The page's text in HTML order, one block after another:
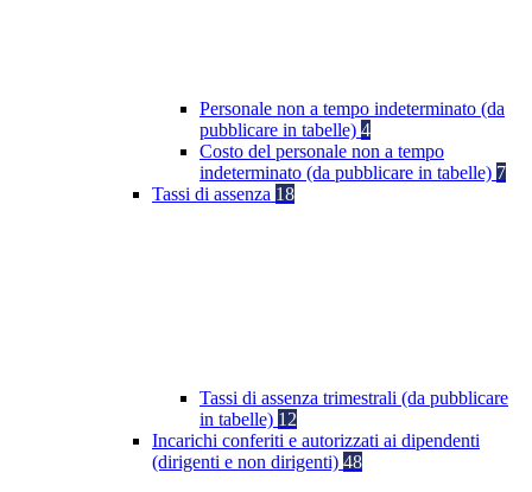
Personale non a tempo indeterminato (da
pubblicare in tabelle) 4
Costo del personale non a tempo
indeterminato (da pubblicare in tabelle) 7
Tassi di assenza 18
Tassi di assenza trimestrali (da pubblicare
in tabelle) 12
Incarichi conferiti e autorizzati ai dipendenti
(dirigenti e non dirigenti) 48